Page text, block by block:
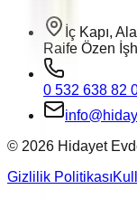
İç Kapı,
Raife Özen
0 532 638 82
© 2026 Hidayet
Gizlilik Politikası